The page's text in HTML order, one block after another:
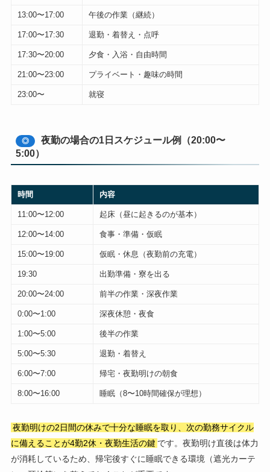
13:00〜17:00 午後の作業（継続）
17:00〜17:30 退勤・着替え・点呼
17:30〜20:00 夕食・入浴・自由時間
21:00〜23:00 プライベート・趣味の時間
23:00〜 就寝
◎
夜勤の場合の1日スケジュール例（20:00〜
5:00）
時間 内容
11:00〜12:00 起床（昼に起きるのが基本）
12:00〜14:00 食事・準備・仮眠
15:00〜19:00 仮眠・休息（夜勤前の充電）
19:30 出勤準備・寮を出る
20:00〜24:00 前半の作業・深夜作業
0:00〜1:00 深夜休憩・夜食
1:00〜5:00 後半の作業
5:00〜5:30 退勤・着替え
6:00〜7:00 帰宅・夜勤明けの朝食
8:00〜16:00 睡眠（8〜10時間確保が理想）
夜勤明けの2日間の休みで十分な睡眠を取り、次の勤務サイクル
に備えることが4勤2休・夜勤生活の鍵 です。夜勤明け直後は体力
が消耗しているため、帰宅後すぐに睡眠できる環境（遮光カーテ